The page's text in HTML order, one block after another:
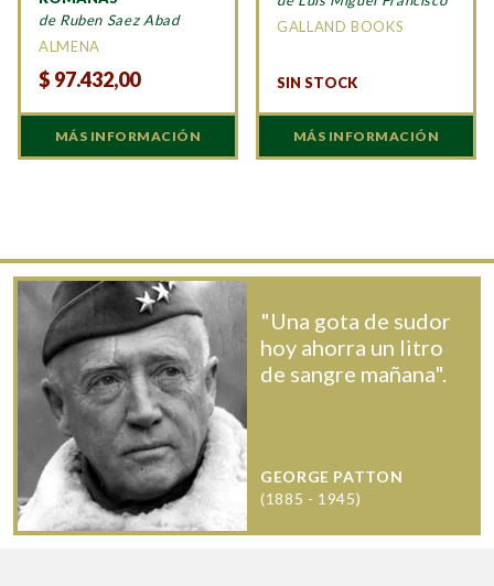
de Ruben Saez Abad
ALMENA
$ 97.432,00
MÁS INFORMACIÓN
GALLAND BOOKS
SIN STOCK
MÁS INFORMACIÓN
"Una gota de sudor
hoy ahorra un litro
de sangre mañana".
GEORGE PATTON
(1885 - 1945)